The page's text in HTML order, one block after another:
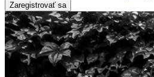
Zaregistrovať sa